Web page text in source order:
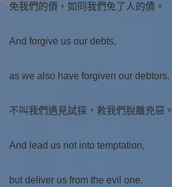
免我們的債，如同我們免了人的債。
And forgive us our debts,
as we also have forgiven our debtors.
不叫我們遇見試探，救我們脫離兇惡。
And lead us not into temptation,
but deliver us from the evil one.